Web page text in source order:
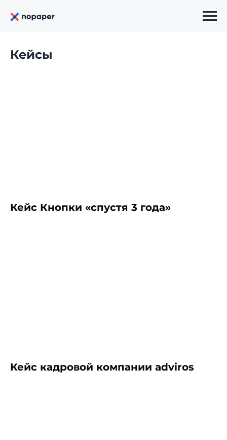
Кейсы
Кейс Кнопки «спустя 3 года»
Кейс кадровой компании adviros